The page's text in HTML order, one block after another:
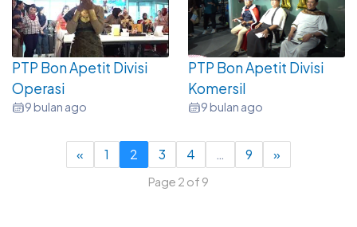
PTP Bon Apetit Divisi
Operasi
9 bulan ago
PTP Bon Apetit Divisi
Komersil
9 bulan ago
« 1 2 3 4 … 9 »
Page 2 of 9